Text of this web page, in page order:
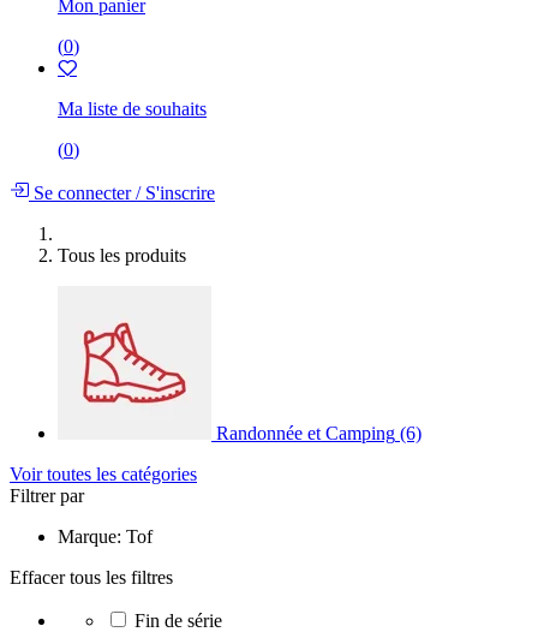
Mon panier
(0)
Ma liste de souhaits
(0)
Se connecter/S'inscrire
Tous les produits
Randonnée et Camping (6)
Voir toutes les catégories
Filtrer par
Marque: Tof
Effacer tous les filtres
Fin de série